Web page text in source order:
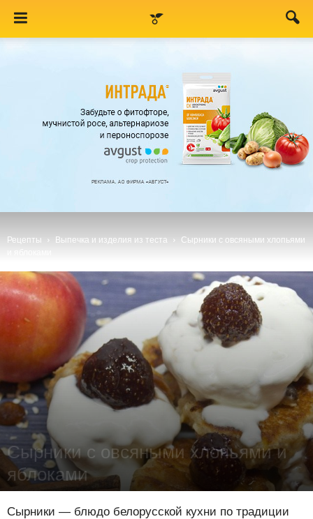
Рецепты Выпечка и изделия из теста
Сырники с овсяными хлопьями
Сырники с овсяными хлопьями и
яблоками
Сырники — блюдо белорусской кухни по традиции